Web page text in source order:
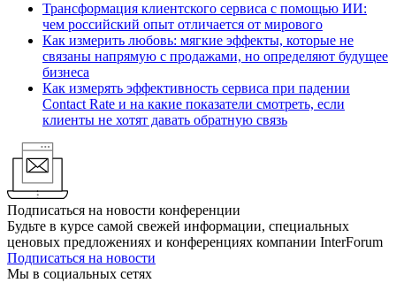
Трансформация клиентского сервиса с помощью ИИ:
чем российский опыт отличается от мирового
Как измерить любовь: мягкие эффекты, которые не
связаны напрямую с продажами, но определяют будущее
бизнеса
Как измерять эффективность сервиса при падении
Contact Rate и на какие показатели смотреть, если
клиенты не хотят давать обратную связь
Подписаться на новости конференции
Будьте в курсе самой свежей информации, специальных
ценовых предложениях и конференциях компании InterForum
Подписаться на новости
Мы в социальных сетях